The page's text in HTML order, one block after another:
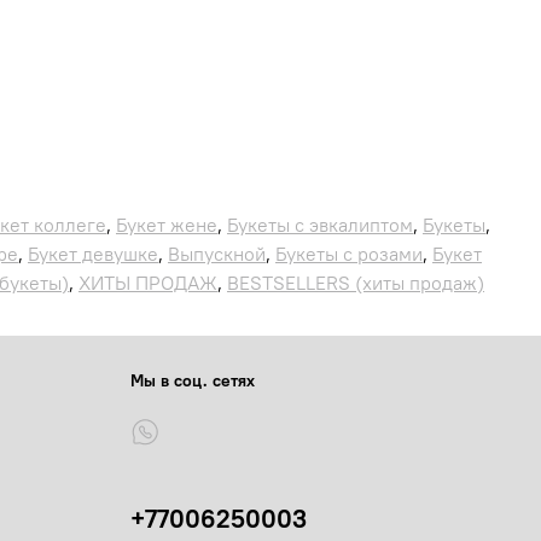
коллеге, Букет жене, Букеты с эвкалиптом, Букеты,
, Букет девушке, Выпускной, Букеты с розами, Букет
, ХИТЫ ПРОДАЖ, BESTSELLERS (хиты продаж)
Мы в соц. сетях
+77006250003